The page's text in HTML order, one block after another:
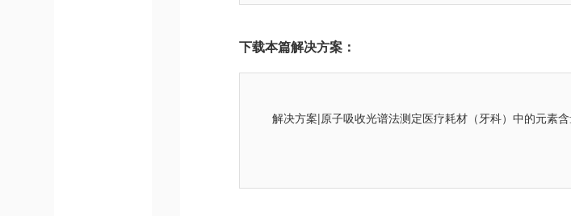
下载本篇解决方案：
解决方案|原子吸收光谱法测定医疗耗材（牙科）中的元素